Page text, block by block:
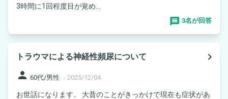
3時間に1回程度目が覚め...
3名が回答
トラウマによる神経性頻尿について
navigate_next
person 60代/男性 - 2025/12/04
お世話になります。 大昔のことがきっかけで現在も症状があ